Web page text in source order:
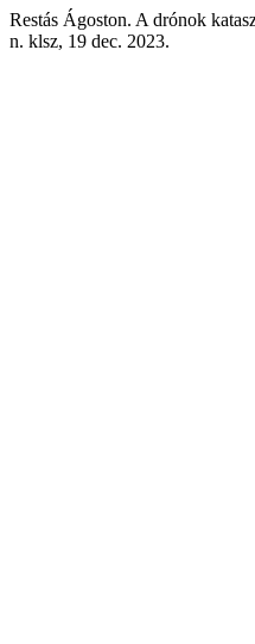
Restás Ágoston. A drónok
n. klsz, 19 dec. 2023.